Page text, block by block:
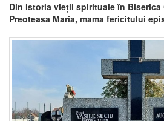
Din istoria vieții spirituale în Biserica
Preoteasa Maria, mama fericitului